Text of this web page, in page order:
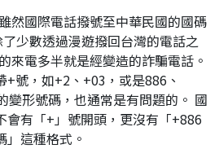
然國際電話撥號至中華民國的國碼
少數透過漫遊撥回台灣的電話之
來電多半就是經變造的詐騙電話。
+號，如+2、+03，或是886、
變形號碼，也通常是有問題的。 國
會有「+」號開頭，更沒有「+886
」這種格式。